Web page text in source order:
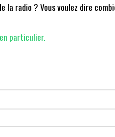
la radio ? Vous voulez dire
particulier.